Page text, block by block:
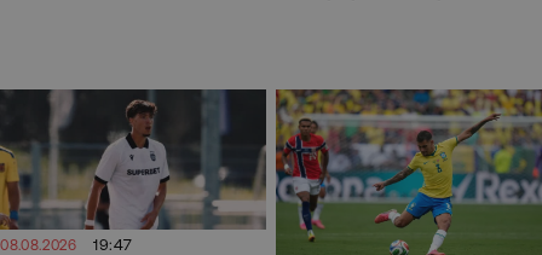
08.08.2026 19:47